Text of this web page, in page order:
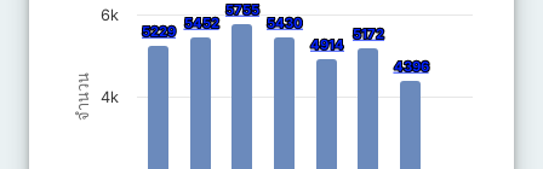
จำนวน
5229
5229 5452
5452
5755
5755
5430
5430
4914
4914
5172
5172
4396
4396
4k
6k